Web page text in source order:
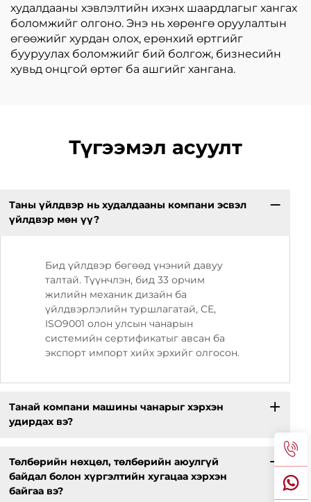
худалдааны хэвлэлтийн ихэнх шаардлагыг хангах
боломжийг олгоно. Энэ нь хөрөнгө оруулалтын
өгөөжийг хурдан олох, ерөнхий өртгийг
бууруулах боломжийг бий болгож, бизнесийн
хувьд онцгой өртөг ба ашгийг хангана.
Түгээмэл асуулт
Таны үйлдвэр нь худалдааны компани эсвэл
үйлдвэр мөн үү?
Бид үйлдвэр бөгөөд үнэний давуу
талтай. Түүнчлэн, бид 33 орчим
жилийн механик дизайн ба
үйлдвэрлэлийн туршлагатай, CE,
ISO9001 олон улсын чанарын
системийн сертификатыг авсан ба
экспорт импорт хийх эрхийг олгосон.
Танай компани машины чанарыг хэрхэн
удирдах вэ?
Төлбөрийн нөхцөл, төлбөрийн аюулгүй
байдал болон хүргэлтийн хугацаа хэрхэн
байгаа вэ?